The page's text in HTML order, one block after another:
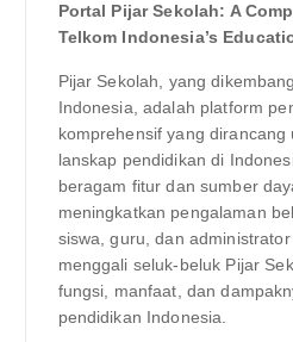
Portal Pijar Sekolah: A
Telkom Indonesia’s
Pijar Sekolah, yang
Indonesia, adalah platform
komprehensif yang dirancang
lanskap pendidikan di
beragam fitur dan sumber
meningkatkan pengalaman
siswa, guru, dan
menggali seluk-beluk Pijar
fungsi, manfaat, dan
pendidikan Indonesia.